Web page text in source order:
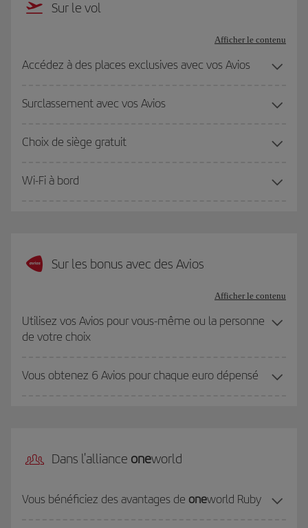
Sur le vol
Afficher le contenu
Accédez à des places exclusives avec vos Avios
Surclassement avec vos Avios
Choix de siège gratuit
Wi-Fi à bord
Sur les bonus avec des Avios
Afficher le contenu
Utilisez vos Avios pour vous-même ou la personne
de votre choix
Vous obtenez 6 Avios pour chaque euro dépensé
Dans l'alliance oneworld
Vous bénéficiez des avantages de oneworld Ruby